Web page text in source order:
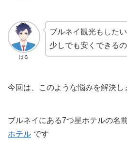
はる
ブルネイ観光もした
少しでも安くできる
今回は、このような悩みを解決し
ブルネイにある7つ星ホテルの名前
ホテル です